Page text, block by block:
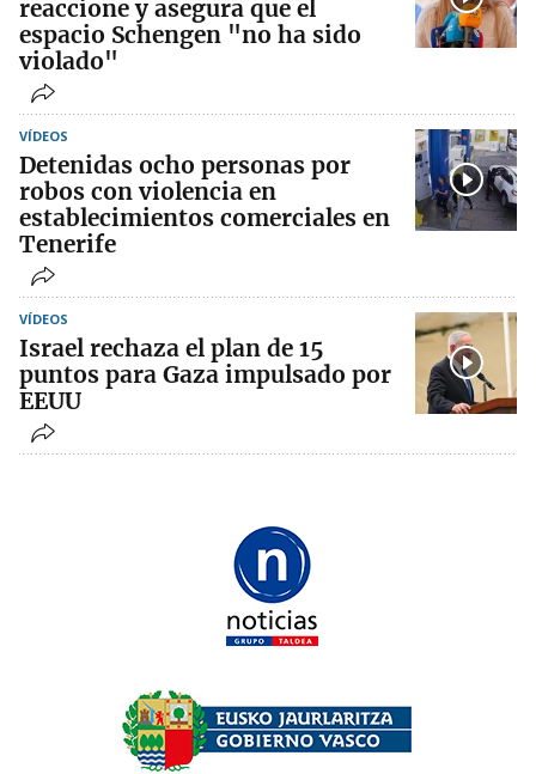
reaccione y asegura que el
espacio Schengen "no ha sido
violado"
VÍDEOS
Detenidas ocho personas por
robos con violencia en
establecimientos comerciales en
Tenerife
VÍDEOS
Israel rechaza el plan de 15
puntos para Gaza impulsado por
EEUU